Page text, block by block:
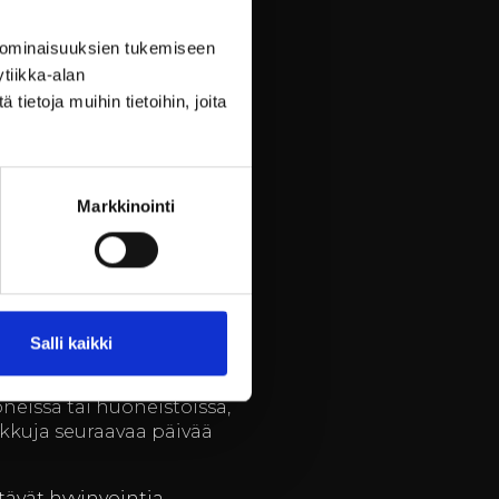
tukemiseen
alan
tietoja muihin tietoihin, joita
Markkinointi
Salli kaikki
erilaisten yritysten
mahdollistaa
seminaari, Billnäsin
olennaiseen, kun
parempien päätösten
jälkeen
ruukki tarjoaa
tai huoneistoissa,
seuraavaa päivää